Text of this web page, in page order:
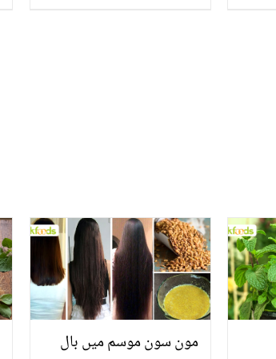
مون سون موسم میں بال